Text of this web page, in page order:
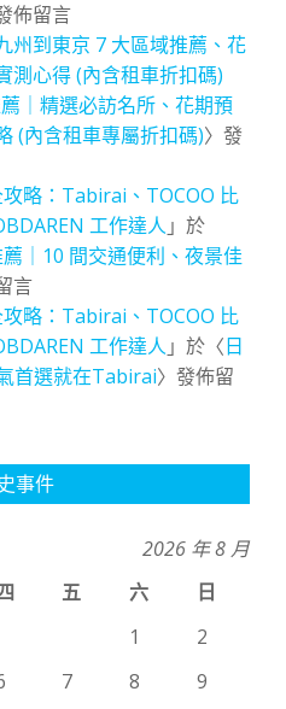
佈留言
州到東京 7 大區域推薦、花
測心得 (內含租車折扣碼)
｜精選必訪名所、花期預
(內含租車專屬折扣碼)〉發
略：Tabirai、TOCOO 比
工作達人 」於
｜10 間交通便利、夜景佳
言
略：Tabirai、TOCOO 比
工作達人 」於〈日
首選就在Tabirai〉發佈留
事件
2026 年 8 月
五 六
日
1
2
7 8
9